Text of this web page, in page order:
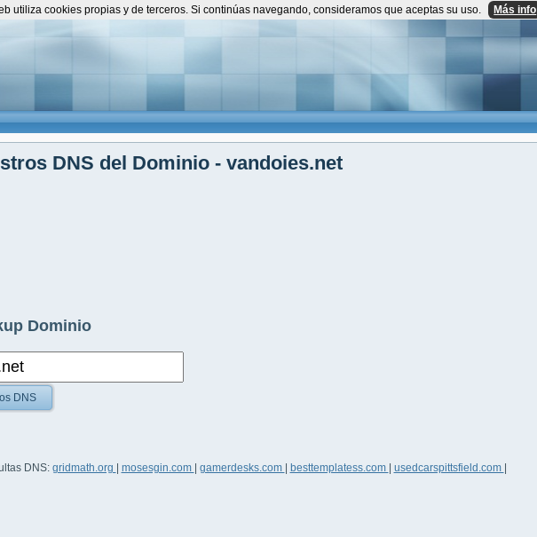
DNS del Dominio - vandoies.net
Dominio
DNS
DNS: gridmath.org mosesgin.com gamerdesks.com besttemplatess.com usedcarspittsfield.com
utiliza cookies propias y de terceros. Si continúas navegando, consideramos que aceptas su uso. Más info